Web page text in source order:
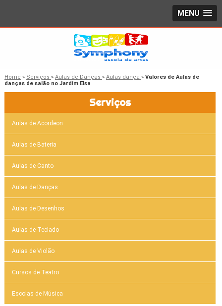
MENU
Home » Serviços » Aulas de Danças » Aulas dança » Valores de Aulas de
danças de salão no Jardim Elsa
Serviços
Aulas de Acordeon
Aulas de Bateria
Aulas de Canto
Aulas de Danças
Aulas de Desenhos
Aulas de Teclado
Aulas de Violão
Cursos de Teatro
Escolas de Música